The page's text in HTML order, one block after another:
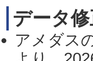
データ
アメダス